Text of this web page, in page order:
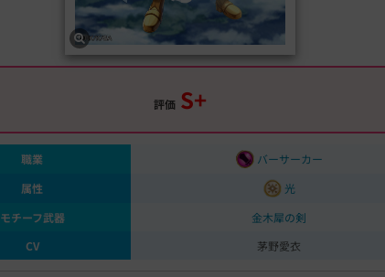
評価 S+
職業
バーサーカー
属性
光
モチーフ武器
金木犀の剣
CV
茅野愛衣